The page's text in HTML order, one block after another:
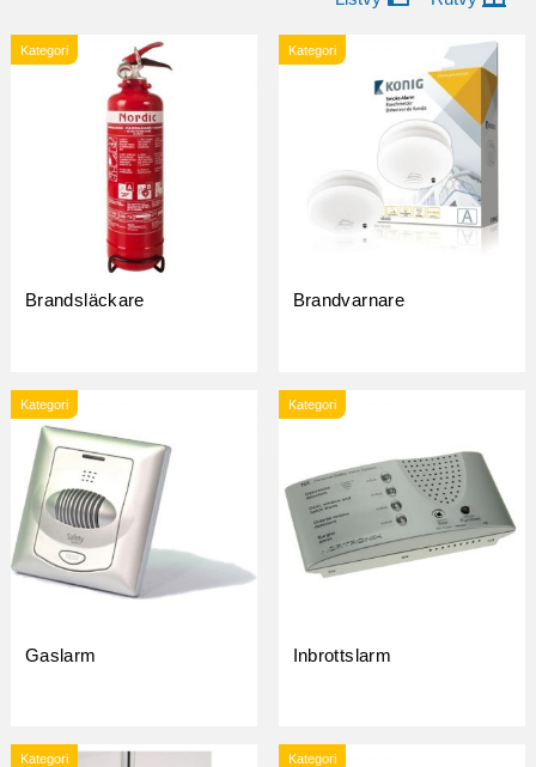
Kategori
Brandsläckare
Kategori
Brandvarnare
Kategori
Gaslarm
Kategori
Inbrottslarm
Kategori Kategori